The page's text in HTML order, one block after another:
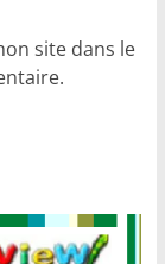
site dans le